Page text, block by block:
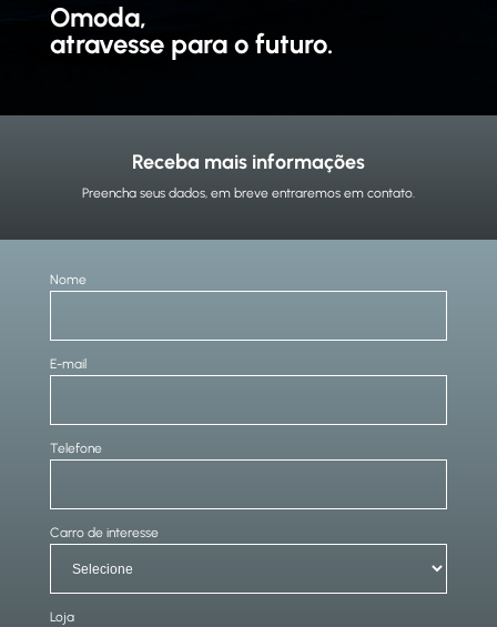
Omoda,
atravesse para o futuro.
Receba mais informações
Preencha seus dados, em breve entraremos em contato.
Nome
E-mail
Telefone
Carro de interesse
Loja